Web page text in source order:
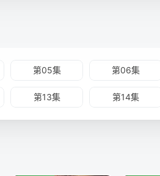
第05集 第06集
第13集 第14集